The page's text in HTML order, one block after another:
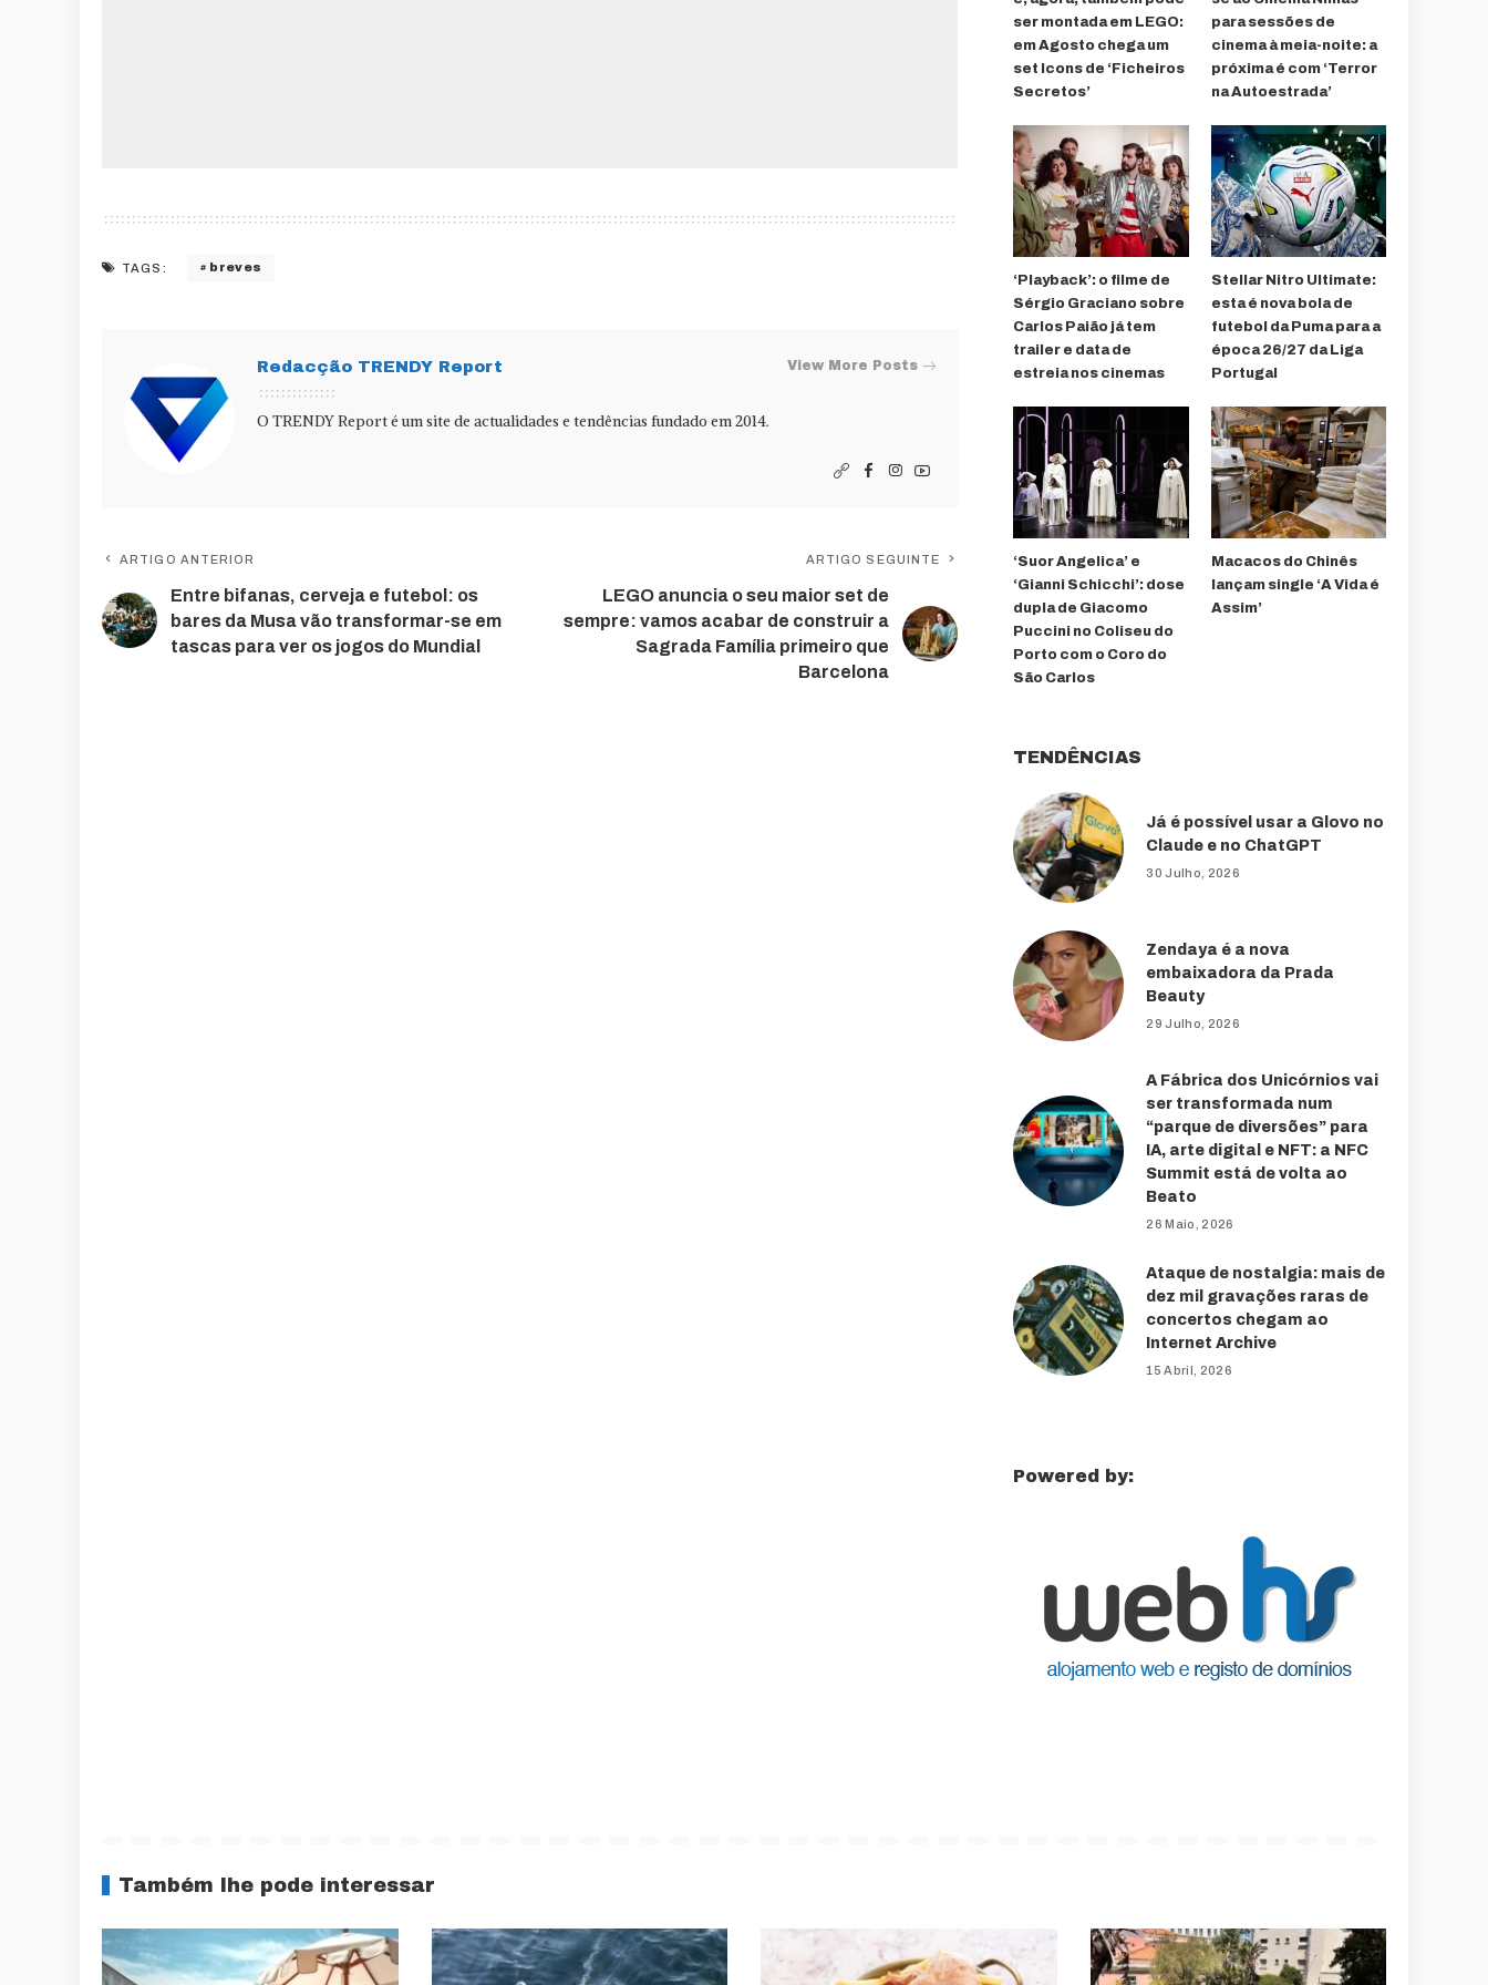
TAGS: breves
Redacção TRENDY Report View More Posts
O TRENDY Report é um site de actualidades e tendências fundado em 2014.
ARTIGO ANTERIOR
Entre bifanas, cerveja e futebol: os
bares da Musa vão transformar-se em
tascas para ver os jogos do Mundial
ARTIGO SEGUINTE
LEGO anuncia o seu maior set de
sempre: vamos acabar de construir a
Sagrada Família primeiro que
Barcelona
ser montada em LEGO:
em Agosto chega um
set Icons de ‘Ficheiros
Secretos’
para sessões de
cinema à meia-noite: a
próxima é com ‘Terror
na Autoestrada’
‘Playback’: o filme de
Sérgio Graciano sobre
Carlos Paião já tem
trailer e data de
estreia nos cinemas
Stellar Nitro Ultimate:
esta é nova bola de
futebol da Puma para a
época 26/27 da Liga
Portugal
‘Suor Angelica’ e
‘Gianni Schicchi’: dose
dupla de Giacomo
Puccini no Coliseu do
Porto com o Coro do
São Carlos
Macacos do Chinês
lançam single ‘A Vida é
Assim’
TENDÊNCIAS
Já é possível usar a Glovo no
Claude e no ChatGPT
30 Julho, 2026
Zendaya é a nova
embaixadora da Prada
Beauty
29 Julho, 2026
A Fábrica dos Unicórnios vai
ser transformada num
“parque de diversões” para
IA, arte digital e NFT: a NFC
Summit está de volta ao
Beato
26 Maio, 2026
Ataque de nostalgia: mais de
dez mil gravações raras de
concertos chegam ao
Internet Archive
15 Abril, 2026
Powered by:
Também lhe pode interessar